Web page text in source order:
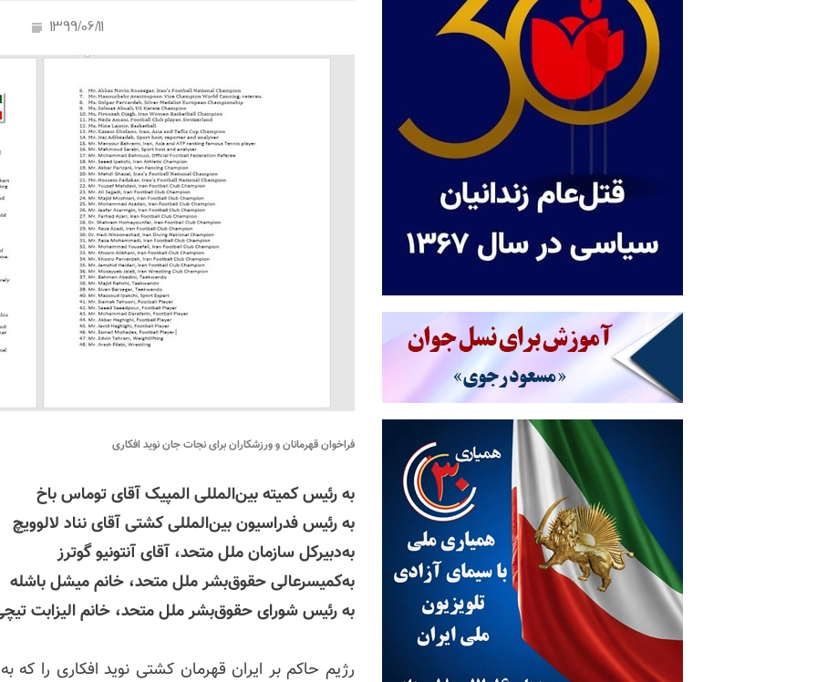
1399/06/11
فراخوان قهرمانان و ورزشکاران برای نجات جان نوید افکاری
به رئیسکمیته بین‌المللی المپیک آقای توماس باخ
به رئیس فدراسیون بین‌المللی کشتی آقای نناد لالوویچ
به‌دبیرکل سازمان ملل متحد، آقای آنتونیو گوترز
به‌کمیسرعالی حقوق‌بشر ملل متحد، خانم میشل باشله
به رئیس شورای حقوق‌بشر ملل متحد، خانم الیزابت